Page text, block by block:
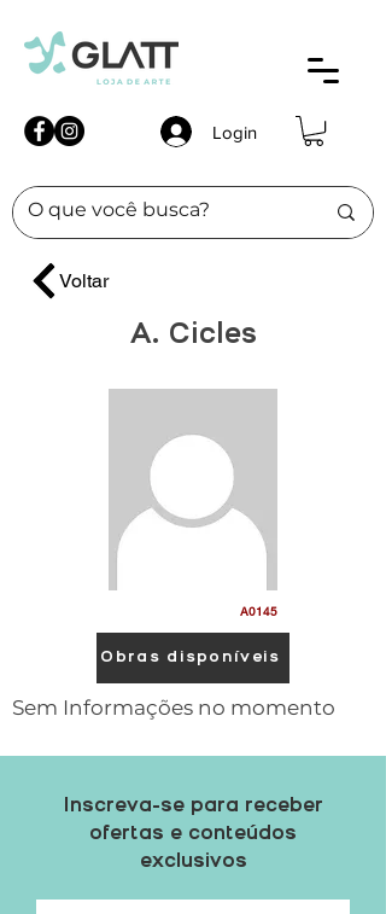
Login
Voltar
A. Cicles
A0145
Obras disponíveis
Sem Informações no momento
Inscreva-se para receber
ofertas e conteúdos
exclusivos